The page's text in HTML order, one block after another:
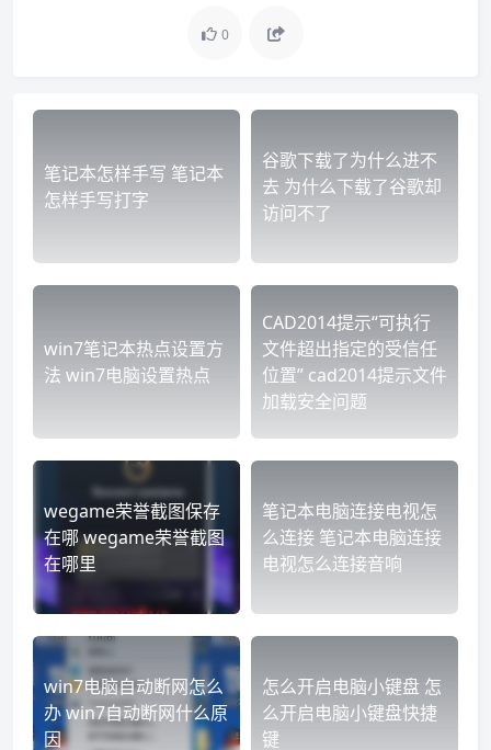
0
笔记本怎样手写 笔记本
怎样手写打字
谷歌下载了为什么进不
去 为什么下载了谷歌却
访问不了
win7笔记本热点设置方
法 win7电脑设置热点
CAD2014提示“可执行
文件超出指定的受信任
位置” cad2014提示文件
加载安全问题
wegame荣誉截图保存
在哪 wegame荣誉截图
在哪里
笔记本电脑连接电视怎
么连接 笔记本电脑连接
电视怎么连接音响
win7电脑自动断网怎么
办 win7自动断网什么原
因
怎么开启电脑小键盘 怎
么开启电脑小键盘快捷
键